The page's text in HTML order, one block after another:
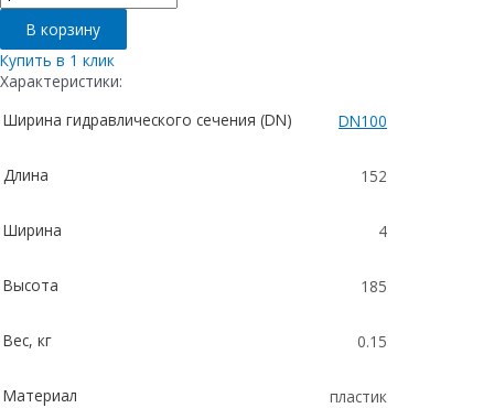
В корзину
Купить в 1 клик
Характеристики:
Ширина гидравлического сечения (DN)
DN100
Длина 152
Ширина 4
Высота 185
Вес, кг 0.15
Материал
пластик